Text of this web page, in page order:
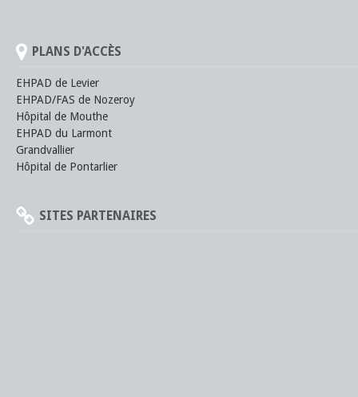
PLANS D'ACCÈS
EHPAD de Levier
EHPAD/FAS de Nozeroy
Hôpital de Mouthe
EHPAD du Larmont
Grandvallier
Hôpital de Pontarlier
SITES PARTENAIRES